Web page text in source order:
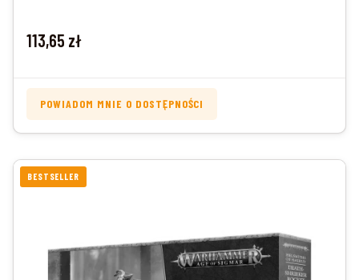
Cena
113,65 zł
POWIADOM MNIE O DOSTĘPNOŚCI
BESTSELLER